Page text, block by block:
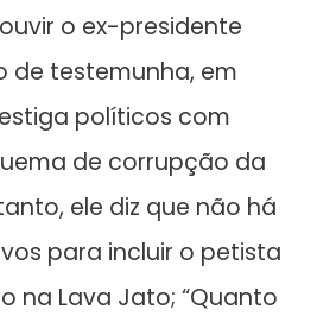
o ex-presidente
de testemunha, em
políticos com
de corrupção da
ele diz que não há
para incluir o petista
na Lava Jato; “Quanto